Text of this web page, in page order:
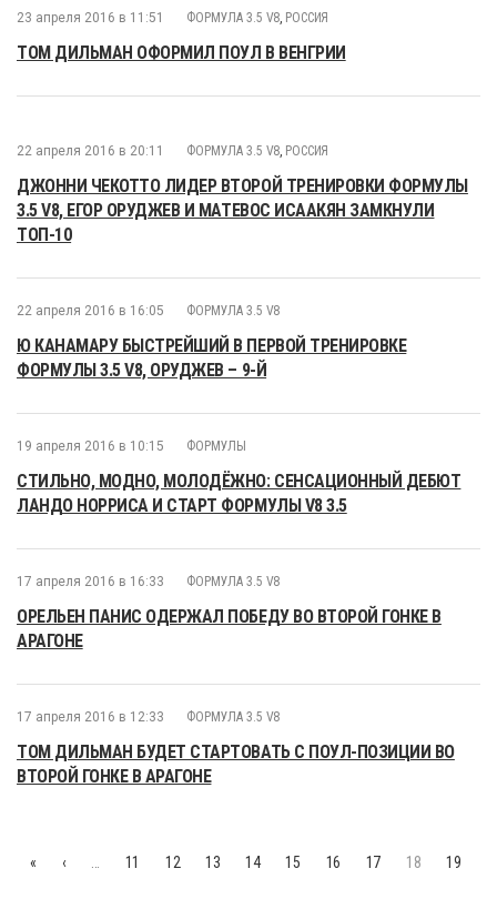
23 апреля 2016 в 11:51 ФОРМУЛА 3.5 V8, РОССИЯ
ТОМ ДИЛЬМАН ОФОРМИЛ ПОУЛ В ВЕНГРИИ
22 апреля 2016 в 20:11 ФОРМУЛА 3.5 V8, РОССИЯ
ДЖОННИ ЧЕКОТТО ЛИДЕР ВТОРОЙ ТРЕНИРОВКИ ФОРМУЛЫ
3.5 V8, ЕГОР ОРУДЖЕВ И МАТЕВОС ИСААКЯН ЗАМКНУЛИ
ТОП-10
22 апреля 2016 в 16:05 ФОРМУЛА 3.5 V8
Ю КАНАМАРУ БЫСТРЕЙШИЙ В ПЕРВОЙ ТРЕНИРОВКЕ
ФОРМУЛЫ 3.5 V8, ОРУДЖЕВ – 9-Й
19 апреля 2016 в 10:15 ФОРМУЛЫ
СТИЛЬНО, МОДНО, МОЛОДЁЖНО: СЕНСАЦИОННЫЙ ДЕБЮТ
ЛАНДО НОРРИСА И СТАРТ ФОРМУЛЫ V8 3.5
17 апреля 2016 в 16:33 ФОРМУЛА 3.5 V8
ОРЕЛЬЕН ПАНИС ОДЕРЖАЛ ПОБЕДУ ВО ВТОРОЙ ГОНКЕ В
АРАГОНЕ
17 апреля 2016 в 12:33 ФОРМУЛА 3.5 V8
ТОМ ДИЛЬМАН БУДЕТ СТАРТОВАТЬ С ПОУЛ-ПОЗИЦИИ ВО
ВТОРОЙ ГОНКЕ В АРАГОНЕ
« ‹ 11 12 13 14 15 16 17 18 19